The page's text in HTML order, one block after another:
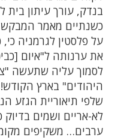
בנדק, עורך עיתון
כשנתיים מאמר
על פלסטין לגרמניה
את ערנותה ל"איום
לסמוך עליה שתעשה
היהודים" בארץ
שלפי תיאוריית הגזע
לא-אריים ושמים
ערבים… משקיפים